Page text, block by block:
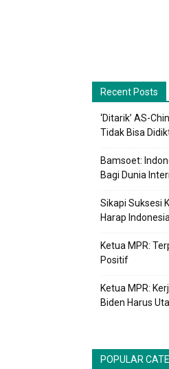
Recent Posts
‘Ditarik’ AS-
Tidak Bisa
Bamsoet:
Bagi Dunia
Sikapi Suksesi
Harap
Ketua MPR:
Positif
Ketua MPR:
Biden Harus
POPULAR